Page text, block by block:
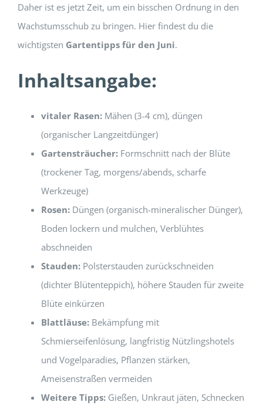
Daher ist es jetzt Zeit, um ein bisschen Ordnung in den
Wachstumsschub zu bringen. Hier findest du die
wichtigsten Gartentipps für den Juni.
Inhaltsangabe:
vitaler Rasen:Mähen (3-4 cm), düngen
(organischer Langzeitdünger)
Gartensträucher:Formschnitt nach der Blüte
(trockener Tag, morgens/abends, scharfe
Werkzeuge)
Rosen:Düngen (organisch-mineralischer Dünger),
Boden lockern und mulchen, Verblühtes
abschneiden
Stauden:Polsterstauden zurückschneiden
(dichter Blütenteppich), höhere Stauden für zweite
Blüte einkürzen
Blattläuse:Bekämpfung mit
Schmierseifenlösung, langfristig Nützlingshotels
und Vogelparadies, Pflanzen stärken,
Ameisenstraßen vermeiden
Weitere Tipps:Gießen, Unkraut jäten, Schnecken